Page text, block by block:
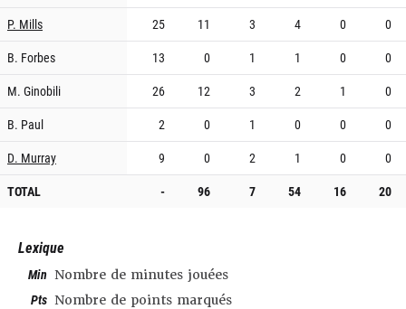
P. Mills
25 11 3 4 0
0
B. Forbes
13 0 1 1 0
0
M. Ginobili
26 12 3 2 1
0
B. Paul
2 0 1 0 0
0
D. Murray
9 0 2 1 0
0
TOTAL
- 96 7 54 16 20
Lexique
Min Nombre de minutes jouées
Pts Nombre de points marqués